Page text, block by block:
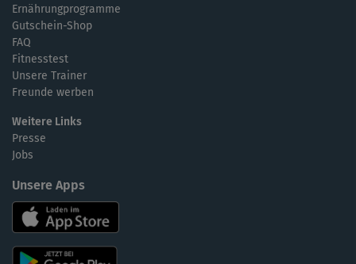
Ernährungprogramme
Gutschein-Shop
FAQ
Fitnesstest
Unsere Trainer
Freunde werben
Weitere Links
Presse
Jobs
Unsere Apps